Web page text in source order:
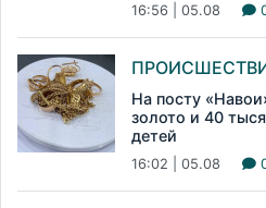
16:56 | 05.08
На посту
золото и 40
детей
16:02 | 05.08